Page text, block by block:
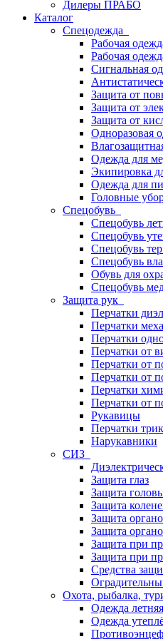
Дилеры ПРАБО
Каталог
Спецодежда
Рабочая
Рабочая
Сигнальная
Защита от
Защита от
Защита от
Одноразовая
Одежда для
Экипировка
Одежда для
Головные
Спецобувь
Спецобувь
Спецобувь
Спецобувь
Спецобувь
Обувь для
Спецобувь
Защита рук
Перчатки
Перчатки
Перчатки
Перчатки от
Перчатки от
Перчатки от
Перчатки
Перчатки от
Рукавицы
Перчатки
Нарукавники
СИЗ
Защита глаз
Защита
Защита
Защита
Защита
Защита при
Защита при
Средства
Охота, рыбалка,
Одежда летняя
Одежда